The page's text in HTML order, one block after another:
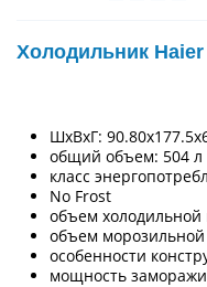
Холодильник Haier
ШхВхГ:
общий объем: 504 л
класс
No Frost
объем
объем
особенности
мощность